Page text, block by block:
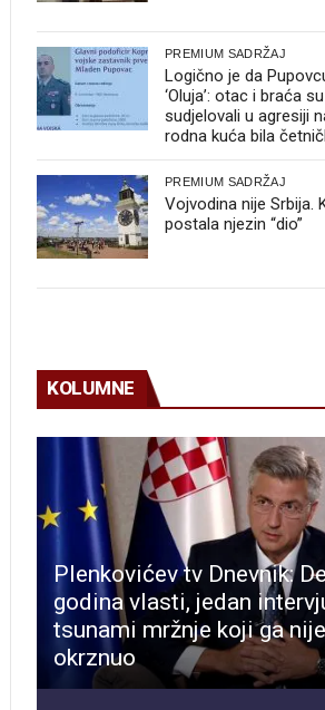
PREMIUM SADRŽAJ
Logično je da
‘Oluja’: otac i braća
sudjelovali u agresiji
rodna kuća bila
PREMIUM SADRŽAJ
Vojvodina nije Srbija.
postala njezin “dio”
KOLUMNE
Plenkovićev tv Dnevnik:
godina vlasti, jedan
tsunami mržnje koji ga
okrznuo